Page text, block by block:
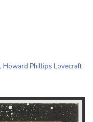
, Howard Phillips Lovecraft